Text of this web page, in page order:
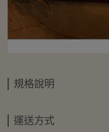
規格說明
運送方式